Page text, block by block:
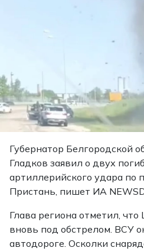
Губернатор Белгородской
Гладков заявил о двух
артиллерийского удара по
Пристань, пишет ИА
Глава региона отметил,
вновь под обстрелом. ВСУ
автодороге. Осколки